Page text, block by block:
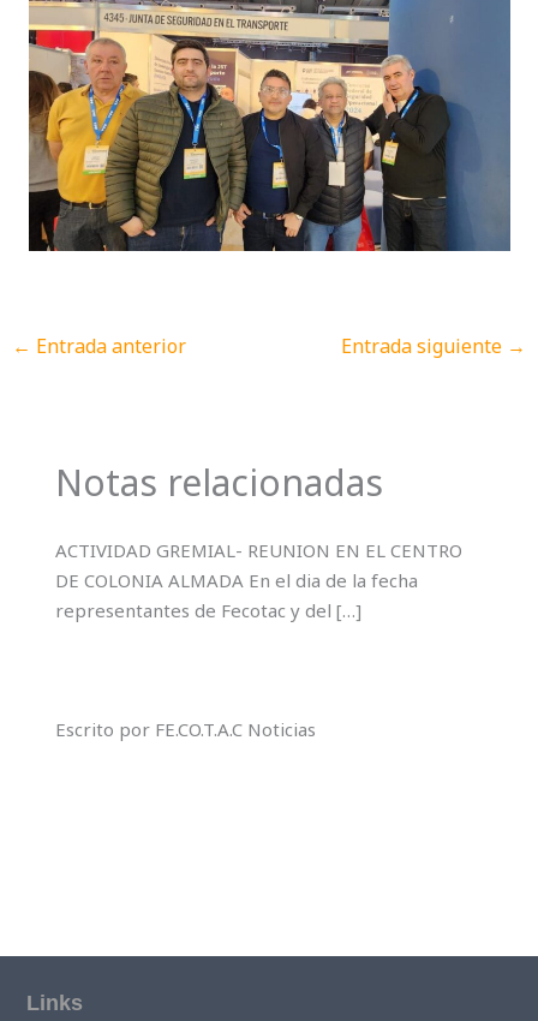
← Entrada anterior Entrada siguiente →
Notas relacionadas
ACTIVIDAD GREMIAL- REUNION EN EL CENTRO
DE COLONIA ALMADA En el dia de la fecha
representantes de Fecotac y del […]
Escrito por FE.CO.T.A.C Noticias
Links